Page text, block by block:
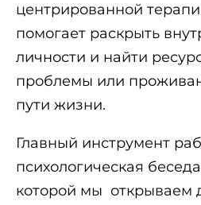
центрированной
помогает раскрыть
личности и найти
проблемы или
пути жизни.
Главный инструмент
психологическая
которой мы открываем